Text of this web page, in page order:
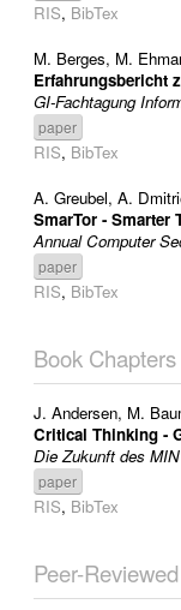
RIS, BibTex
M. Berges, M.
Erfahrungsbericht
GI-Fachtagung
paper
RIS, BibTex
A. Greubel, A.
SmarTor - Smarter
Annual Computer
paper
RIS, BibTex
Book Chapters
J. Andersen, M.
Critical Thinking -
Die Zukunft des
paper
RIS, BibTex
Peer-